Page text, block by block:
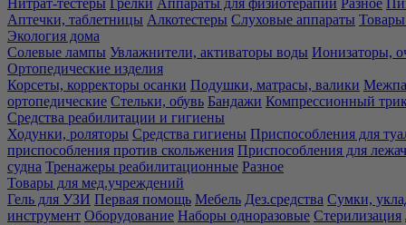
Нитрат-тестеры Грелки Аппараты для физиотерапии Разное
Аптечки, таблетницы Алкотестеры Слуховые аппараты Товары
Экология дома
Солевые лампы Увлажнители, активаторы воды Ионизаторы,
Ортопедические изделия
Корсеты, корректоры осанки Подушки, матрасы, валики
ортопедические Стельки, обувь Бандажи Компрессионный
Средства реабилитации и гигиены
Ходунки, роляторы Средства гигиены Приспособления для
приспособления против скольжения Приспособления для
судна Тренажеры реабилитационные Разное
Товары для мед.учреждений
Гель для УЗИ Первая помощь Мебель Дез.средства Сумки,
инструмент Оборудование Наборы одноразовые Стерилизация